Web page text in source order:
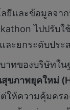
ยีและข้อมูลจา
ไปปรับใ
ละยกระดับปร
าทของบริษัทใน
สุขภาพยุคใหม่ (
ให้ความคุ้มคร